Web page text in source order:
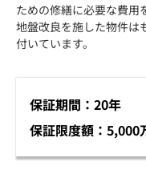
ための修繕に必要な費用
地盤改良を施した物件は
付いています。
保証期間：20年
保証限度額：5,000